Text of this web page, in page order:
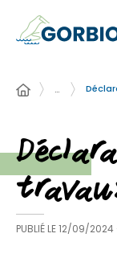
…
PUBLIÉ LE12/09/2024